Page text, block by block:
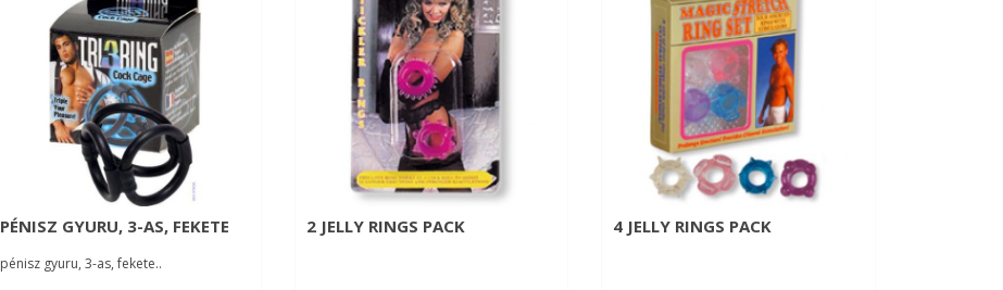
PÉNISZ GYURU, 3-AS, FEKETE
pénisz gyuru, 3-as, fekete..
2 JELLY RINGS PACK 4 JELLY RINGS PACK